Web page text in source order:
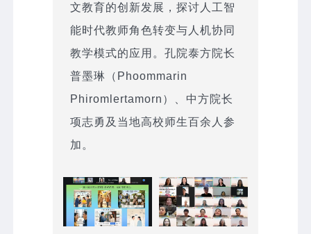
文教育的创新发展，探讨人工智
能时代教师角色转变与人机协同
教学模式的应用。孔院泰方院长
普墨琳（Phoommarin
Phiromlertamorn）、中方院长
项志勇及当地高校师生百余人参
加。